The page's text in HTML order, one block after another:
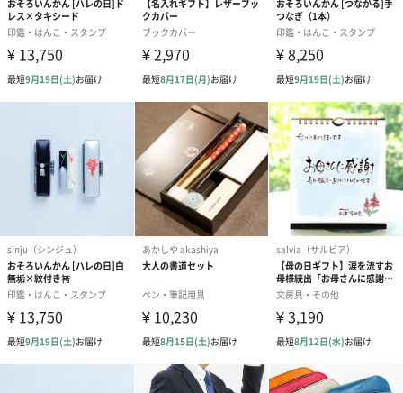
サイズ
化粧箱：幅192×奥行84×高さ43mm
本体：全長135.5×最大径12.4mm
回転繰り出し式
替え芯
ボールペン替芯（油性0.7mm）
BSP-200BもしくはBSP-100N
(お近くの文具店にてお買い求め下さい。)
重さ
お届け内容
筆記具本体
取扱説明書
(筆記具本体・説明書が化粧箱にセットされた状態でお
届け。)
原産国
日本
カラー
・金魚柄 #24
・エメラルド #45
・石垣柄 #67